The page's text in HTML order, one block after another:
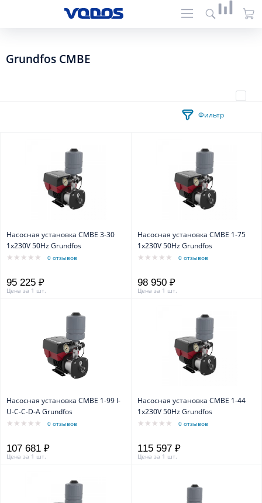
Grundfos CMBE
Фильтр
Насосная установка CMBE 3-30
1x230V 50Hz Grundfos
0 отзывов
95 225 ₽
Цена за 1 шт.
Насосная установка CMBE 1-75
1x230V 50Hz Grundfos
0 отзывов
98 950 ₽
Цена за 1 шт.
Насосная установка CMBE 1-99 I-
U-C-C-D-A Grundfos
0 отзывов
107 681 ₽
Цена за 1 шт.
Насосная установка CMBE 1-44
1x230V 50Hz Grundfos
0 отзывов
115 597 ₽
Цена за 1 шт.